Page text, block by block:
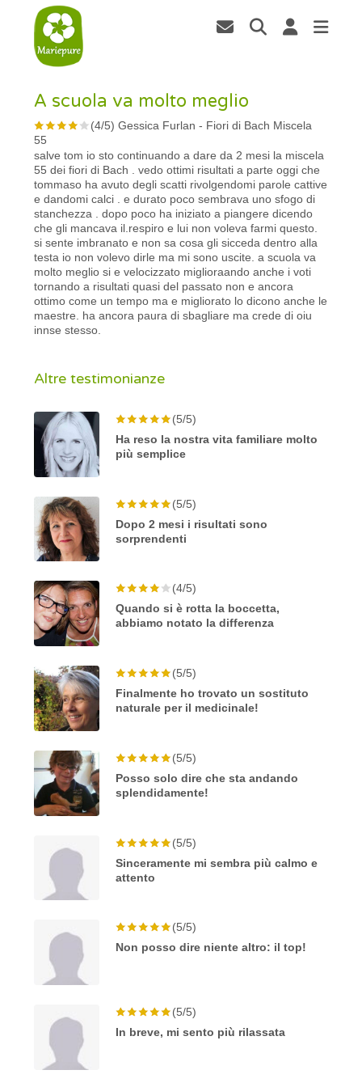
A scuola va molto meglio
(4/5)Gessica Furlan - Fiori di Bach Miscela
55
salve tom io sto continuando a dare da 2 mesi la miscela
55 dei fiori di Bach . vedo ottimi risultati a parte oggi che
tommaso ha avuto degli scatti rivolgendomi parole cattive
e dandomi calci . e durato poco sembrava uno sfogo di
stanchezza . dopo poco ha iniziato a piangere dicendo
che gli mancava il.respiro e lui non voleva farmi questo.
si sente imbranato e non sa cosa gli sicceda dentro alla
testa io non volevo dirle ma mi sono uscite. a scuola va
molto meglio si e velocizzato miglioraando anche i voti
tornando a risultati quasi del passato non e ancora
ottimo come un tempo ma e migliorato lo dicono anche le
maestre. ha ancora paura di sbagliare ma crede di oiu
innse stesso.
Altre testimonianze
(5/5)
Ha reso la nostra vita familiare molto
più semplice
(5/5)
Dopo 2 mesi i risultati sono
sorprendenti
(4/5)
Quando si è rotta la boccetta,
abbiamo notato la differenza
(5/5)
Finalmente ho trovato un sostituto
naturale per il medicinale!
(5/5)
Posso solo dire che sta andando
splendidamente!
(5/5)
Sinceramente mi sembra più calmo e
attento
(5/5)
Non posso dire niente altro: il top!
(5/5)
In breve, mi sento più rilassata